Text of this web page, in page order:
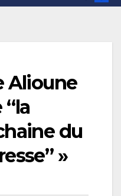
Alioune
du
»